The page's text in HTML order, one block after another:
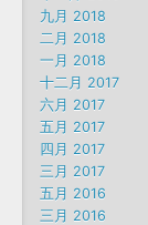
九月 2018
二月 2018
一月 2018
十二月 2017
六月 2017
五月 2017
四月 2017
三月 2017
五月 2016
三月 2016